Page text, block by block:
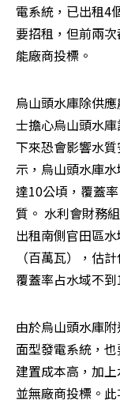
電系統，已出租4
要招租，但前兩
能廠商投標。
烏山頭水庫除供
士擔心烏山頭水
下來恐會影響水
示，烏山頭水庫
達10公頃，覆蓋
質。 水利會財務
出租南側官田區
（百萬瓦），估
覆蓋率占水域不到
由於烏山頭水庫
面型發電系統，
建置成本高，加
並無廠商投標。